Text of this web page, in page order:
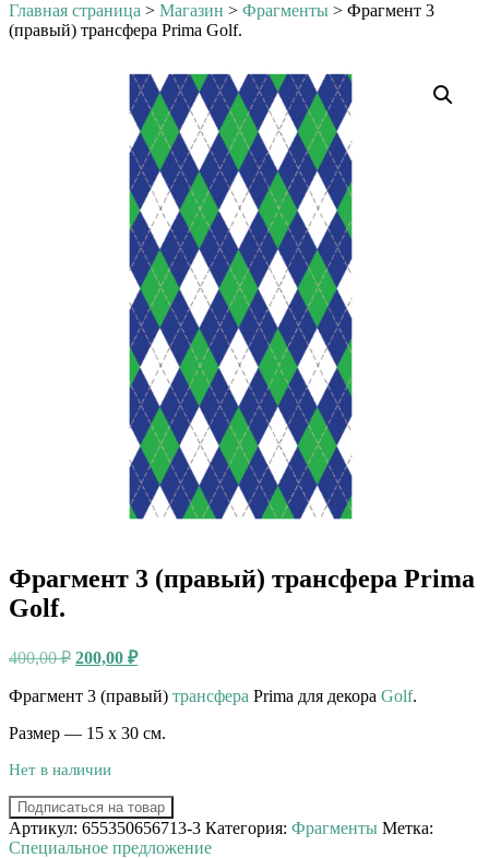
Главная страница > Магазин > Фрагменты > Фрагмент 3
(правый) трансфера Prima Golf.
Фрагмент 3 (правый) трансфера Prima
Golf.
400,00₽ Первоначальная
составляла
200,00 ₽Текущая
200,00 ₽.
Фрагмент 3 (правый) трансфера Prima для декора Golf.
Размер — 15 х 30 см.
Нет в наличии
Подписаться на товар
Артикул: 655350656713-3 Категория: Фрагменты Метка:
Специальное предложение